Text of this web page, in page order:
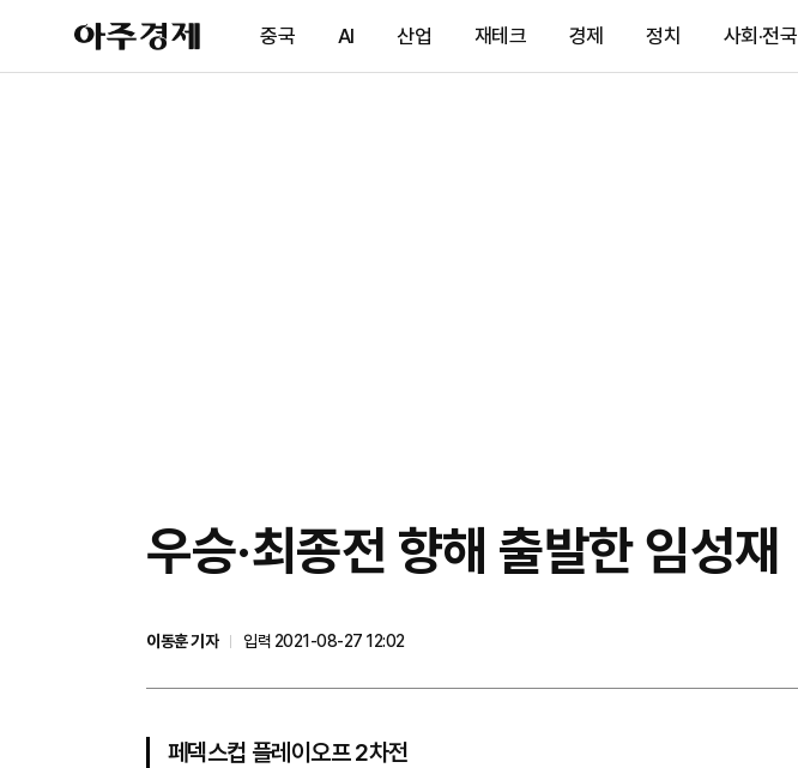
아
주
제
중국 AI 산업 재테크 경제 정치 사회·전국
​우승·최종전 향해 출발한 임성재
이동훈 기자
입력 2021-08-27 12:02
페덱스컵 플레이오프 2차전